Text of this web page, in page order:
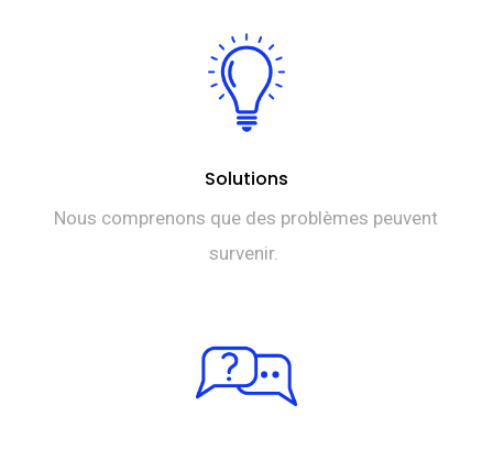
Solutions
Nous comprenons que des problèmes peuvent
survenir.